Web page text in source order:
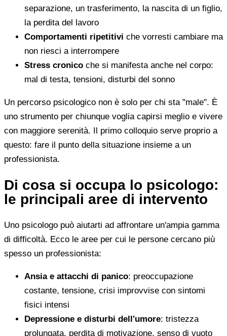
separazione, un trasferimento, la nascita di un figlio,
la perdita del lavoro
Comportamenti ripetitivi che vorresti cambiare ma
non riesci a interrompere
Stress cronico che si manifesta anche nel corpo:
mal di testa, tensioni, disturbi del sonno
Un percorso psicologico non è solo per chi sta "male". È
uno strumento per chiunque voglia capirsi meglio e vivere
con maggiore serenità. Il primo colloquio serve proprio a
questo: fare il punto della situazione insieme a un
professionista.
Di cosa si occupa lo psicologo:
le principali aree di intervento
Uno psicologo può aiutarti ad affrontare un'ampia gamma
di difficoltà. Ecco le aree per cui le persone cercano più
spesso un professionista:
Ansia e attacchi di panico: preoccupazione
costante, tensione, crisi improvvise con sintomi
fisici intensi
Depressione e disturbi dell'umore: tristezza
prolungata, perdita di motivazione, senso di vuoto